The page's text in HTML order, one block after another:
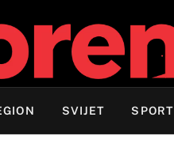
SVIJET SPORT